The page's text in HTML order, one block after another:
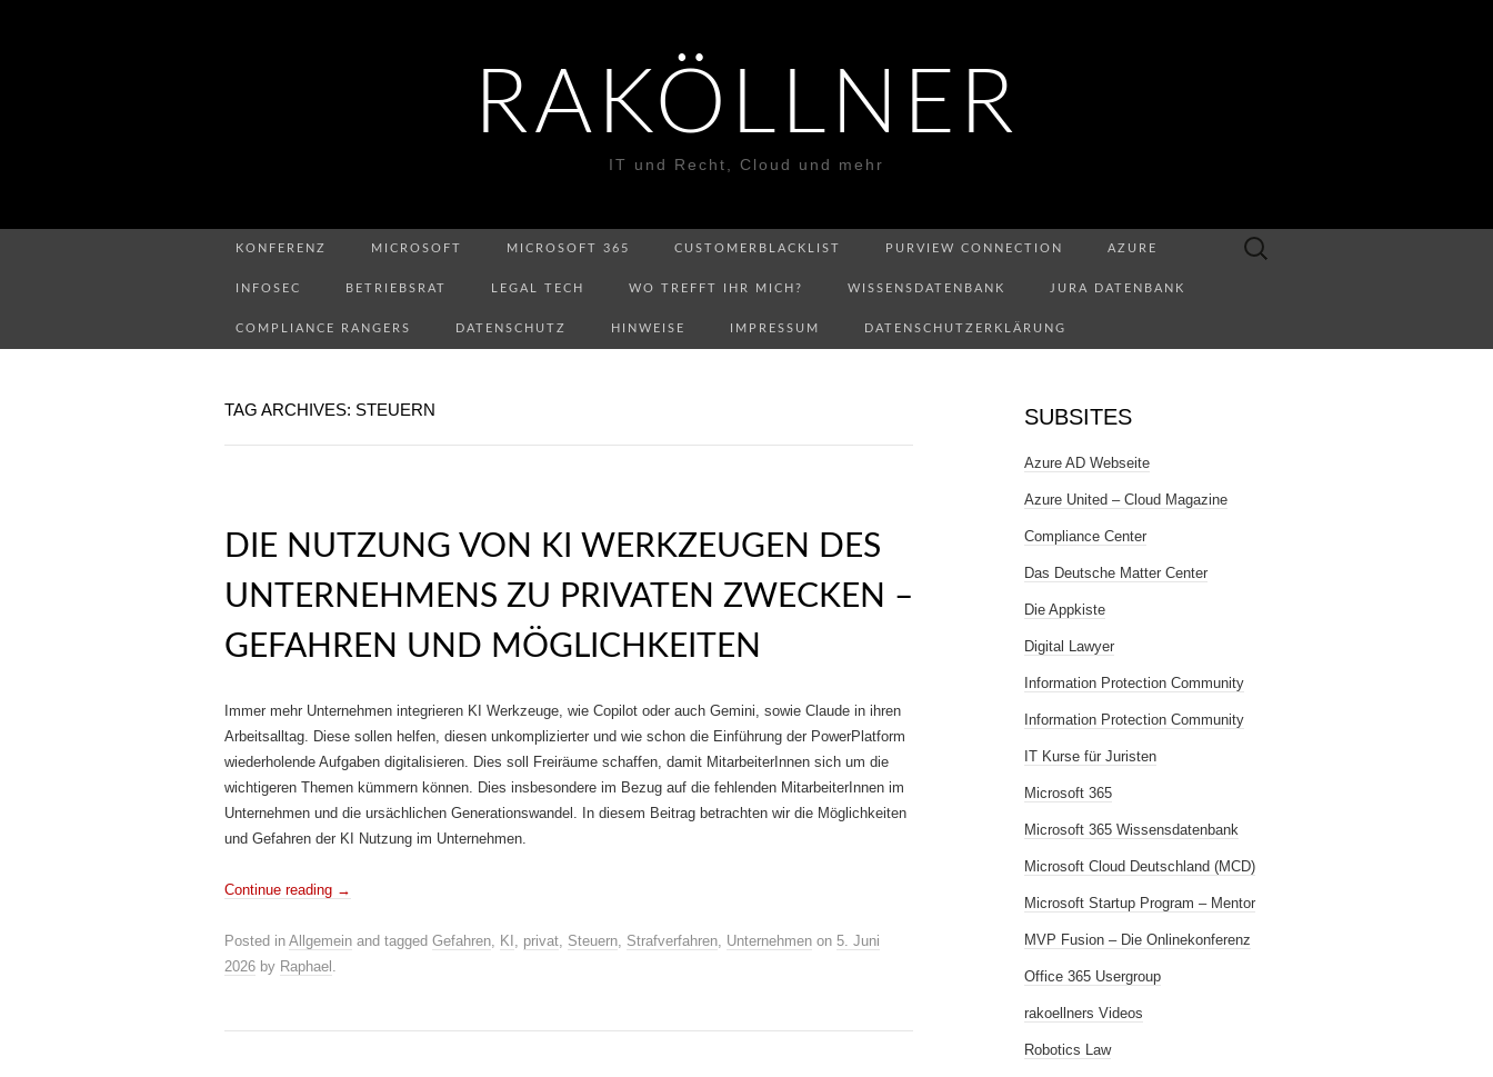
RAKÖLLNER
IT und Recht, Cloud und mehr
KONFERENZ MICROSOFT MICROSOFT 365 CUSTOMERBLACKLIST PURVIEW CONNECTION AZURE
INFOSEC BETRIEBSRAT LEGAL TECH WO TREFFT IHR MICH? WISSENSDATENBANK JURA DATENBANK
COMPLIANCE RANGERS DATENSCHUTZ HINWEISE IMPRESSUM DATENSCHUTZERKLÄRUNG
Suchen
TAG ARCHIVES: STEUERN
DIE NUTZUNG VON KI WERKZEUGEN DES
UNTERNEHMENS ZU PRIVATEN ZWECKEN –
GEFAHREN UND MÖGLICHKEITEN
Immer mehr Unternehmen integrieren KI Werkzeuge, wie Copilot oder auch Gemini, sowie Claude in ihren
Arbeitsalltag. Diese sollen helfen, diesen unkomplizierter und wie schon die Einführung der PowerPlatform
wiederholende Aufgaben digitalisieren. Dies soll Freiräume schaffen, damit MitarbeiterInnen sich um die
wichtigeren Themen kümmern können. Dies insbesondere im Bezug auf die fehlenden MitarbeiterInnen im
Unternehmen und die ursächlichen Generationswandel. In diesem Beitrag betrachten wir die Möglichkeiten
und Gefahren der KI Nutzung im Unternehmen.
Continue reading →
Posted in Allgemein and tagged Gefahren, KI , privat, Steuern, Strafverfahren, Unternehmen on 5. Juni
2026 by Raphael .
SUBSITES
Azure AD Webseite
Azure United – Cloud Magazine
Compliance Center
Das Deutsche Matter Center
Die Appkiste
Digital Lawyer
Information Protection Community
Information Protection Community
IT Kurse für Juristen
Microsoft 365
Microsoft 365 Wissensdatenbank
Microsoft Cloud Deutschland (MCD)
Microsoft Startup Program – Mentor
MVP Fusion – Die Onlinekonferenz
Office 365 Usergroup
rakoellners Videos
Robotics Law